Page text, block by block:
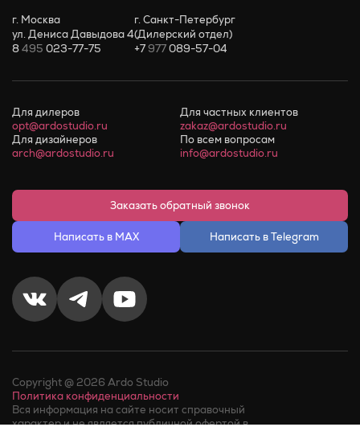
г. Москва
ул. Дениса Давыдова 4
8495 023-77-75
г. Санкт-Петербург
(Дилерский отдел)
+7977089-57-04
Для дилеров
opt@ardostudio.ru
Для частных клиентов
zakaz@ardostudio.ru
Для дизайнеров
arch@ardostudio.ru
По всем вопросам
info@ardostudio.ru
Заказать обратный звонок
Написать в MAX Написать в Telegram
Copyright @ 2026 Ardo Studio
Политика конфиденциальности
Вся информация на сайте носит справочный
характер и не является публичной офертой в